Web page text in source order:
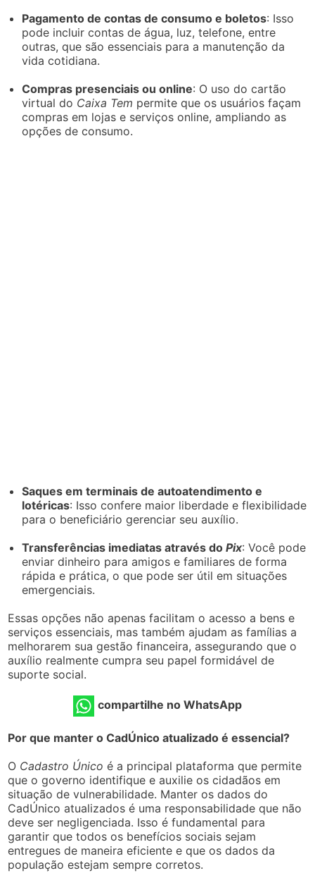
Pagamento de contas de consumo e boletos: Isso
pode incluir contas de água, luz, telefone, entre
outras, que são essenciais para a manutenção da
vida cotidiana.
Compras presenciais ou online: O uso do cartão
virtual do Caixa Tem permite que os usuários façam
compras em lojas e serviços online, ampliando as
opções de consumo.
Saques em terminais de autoatendimento e
lotéricas: Isso confere maior liberdade e flexibilidade
para o beneficiário gerenciar seu auxílio.
Transferências imediatas através doPix: Você pode
enviar dinheiro para amigos e familiares de forma
rápida e prática, o que pode ser útil em situações
emergenciais.
Essas opções não apenas facilitam o acesso a bens e
serviços essenciais, mas também ajudam as famílias a
melhorarem sua gestão financeira, assegurando que o
auxílio realmente cumpra seu papel formidável de
suporte social.
compartilhe no WhatsApp
Por que manter o CadÚnico atualizado é essencial?
O Cadastro Único é a principal plataforma que permite
que o governo identifique e auxilie os cidadãos em
situação de vulnerabilidade. Manter os dados do
CadÚnico atualizados é uma responsabilidade que não
deve ser negligenciada. Isso é fundamental para
garantir que todos os benefícios sociais sejam
entregues de maneira eficiente e que os dados da
população estejam sempre corretos.